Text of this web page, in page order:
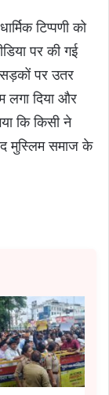
टिप्पणी को
पर की गई
पर उतर
लगा दिया और
कि किसी ने
मुस्लिम समाज के